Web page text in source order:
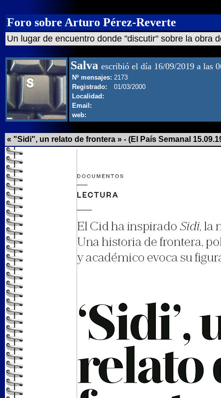
Foro sobre Arturo Pérez-Reverte
Un lugar de encuentro donde "discutir" sobre la obra
Salva escribió el día 16/09/2019 a las
Nº mensajes: 2173
Registrado:
01/03/2000
Localidad:
Email:
web:
« "Sidi", un relato de frontera » - (El País Semanal